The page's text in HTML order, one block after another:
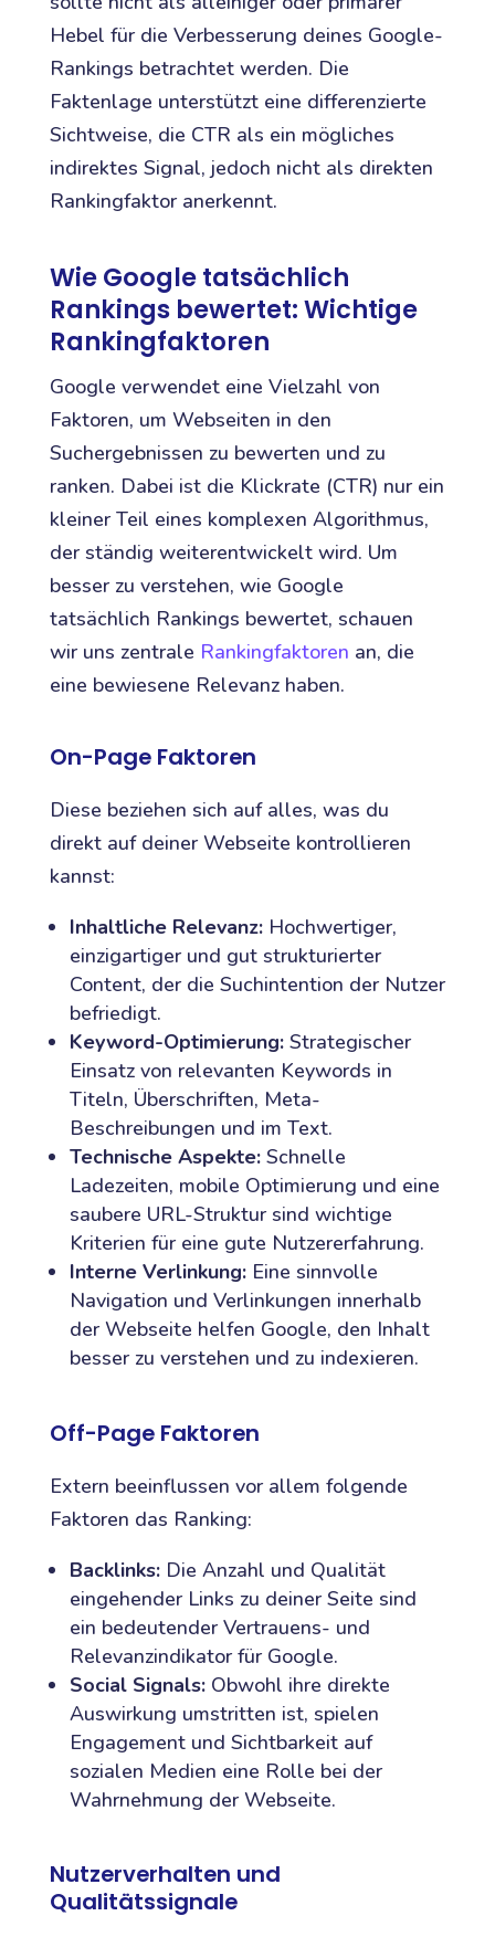
Hebel für die Verbesserung deines Google-
Rankings betrachtet werden. Die
Faktenlage unterstützt eine differenzierte
Sichtweise, die CTR als ein mögliches
indirektes Signal, jedoch nicht als direkten
Rankingfaktor anerkennt.
Wie Google tatsächlich
Rankings bewertet: Wichtige
Rankingfaktoren
Google verwendet eine Vielzahl von
Faktoren, um Webseiten in den
Suchergebnissen zu bewerten und zu
ranken. Dabei ist die Klickrate (CTR) nur ein
kleiner Teil eines komplexen Algorithmus,
der ständig weiterentwickelt wird. Um
besser zu verstehen, wie Google
tatsächlich Rankings bewertet, schauen
wir uns zentrale Rankingfaktoren an, die
eine bewiesene Relevanz haben.
On-Page Faktoren
Diese beziehen sich auf alles, was du
direkt auf deiner Webseite kontrollieren
kannst:
Inhaltliche Relevanz:Hochwertiger,
einzigartiger und gut strukturierter
Content, der die Suchintention der Nutzer
befriedigt.
Keyword-Optimierung:Strategischer
Einsatz von relevanten Keywords in
Titeln, Überschriften, Meta-
Beschreibungen und im Text.
Technische Aspekte:Schnelle
Ladezeiten, mobile Optimierung und eine
saubere URL-Struktur sind wichtige
Kriterien für eine gute Nutzererfahrung.
Interne Verlinkung:Eine sinnvolle
Navigation und Verlinkungen innerhalb
der Webseite helfen Google, den Inhalt
besser zu verstehen und zu indexieren.
Off-Page Faktoren
Extern beeinflussen vor allem folgende
Faktoren das Ranking:
Backlinks:Die Anzahl und Qualität
eingehender Links zu deiner Seite sind
ein bedeutender Vertrauens- und
Relevanzindikator für Google.
Social Signals:Obwohl ihre direkte
Auswirkung umstritten ist, spielen
Engagement und Sichtbarkeit auf
sozialen Medien eine Rolle bei der
Wahrnehmung der Webseite.
Nutzerverhalten und
Qualitätssignale